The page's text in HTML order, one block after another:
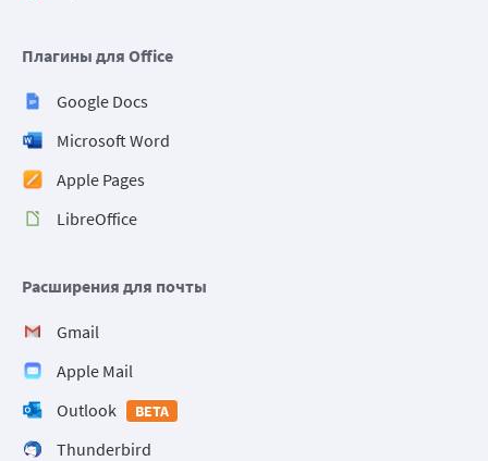
Плагины для Office
Google Docs
Microsoft Word
Apple Pages
LibreOffice
Расширения для почты
Gmail
Apple Mail
Outlook
BETA
Thunderbird